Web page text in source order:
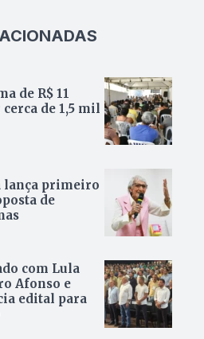
de R$ 11
de 1,5 mil
lança primeiro
de
com Lula
Afonso e
edital para